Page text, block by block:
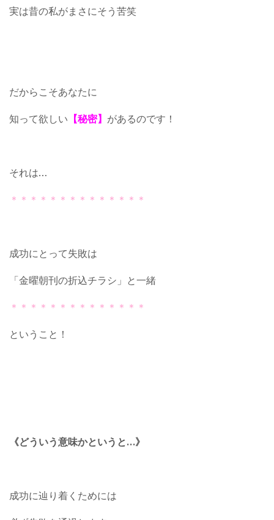
実は昔の私がまさにそう苦笑
だからこそあなたに
知って欲しい 【秘密】 があるのです！
それは…
＊＊＊＊＊＊＊＊＊＊＊＊＊＊
成功にとって失敗は
「金曜朝刊の折込チラシ」と一緒
＊＊＊＊＊＊＊＊＊＊＊＊＊＊
ということ！
《どういう意味かというと…》
成功に辿り着くためには